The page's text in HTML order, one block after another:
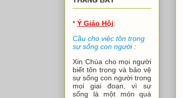
* Ý Giáo Hội:
Cầu cho việc tôn trọng
sự sống con người:
Xin Chúa cho mọi người
biết tôn trọng và bảo vệ
sự sống con người trong
mọi giai đoạn, vì sự
sống là một món quà